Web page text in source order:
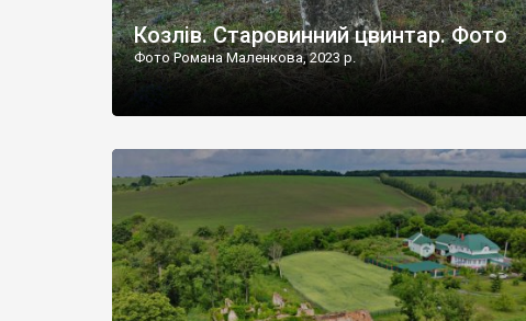
Козлів. Старовинний цвинтар. Фото
Фото Романа Маленкова, 2023 р.